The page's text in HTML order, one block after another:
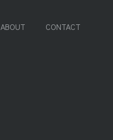
ABOUT CONTACT